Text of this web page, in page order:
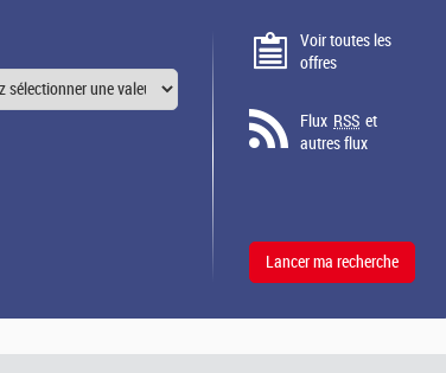
Voir toutes les
offres
Flux RSS et
autres flux